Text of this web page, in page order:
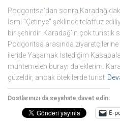
Podgoritsa‘dan sonra
İsmi “Çetinye” şeklinde telaffuz
bir şehirdir. Karadağ’ın çok turistik
Podgoritsa arasında
ileride Yaşamak İstediğim
muhtemelen burayı da eklerim.
güzeldir, ancak ötekilerde turist
Dostlarınızı da seyahate davet edin:
E-